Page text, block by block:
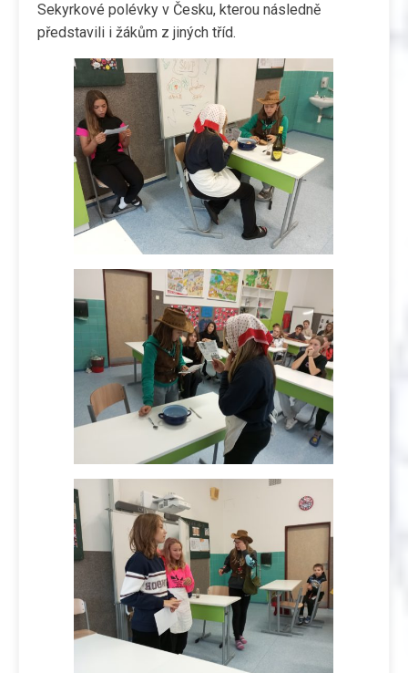
Sekyrkové polévky v Česku, kterou následně
představili i žákům z jiných tříd.